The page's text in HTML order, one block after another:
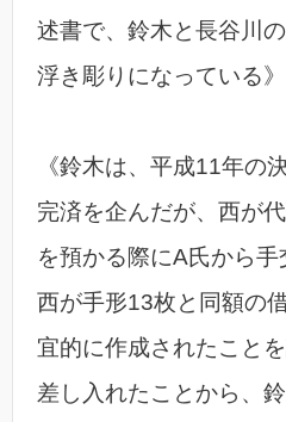
述書で、鈴木と長谷川
浮き彫りになっている
《鈴木は、平成11年の
完済を企んだが、西が
を預かる際にA氏から手
西が手形13枚と同額の
宜的に作成されたこと
差し入れたことから、